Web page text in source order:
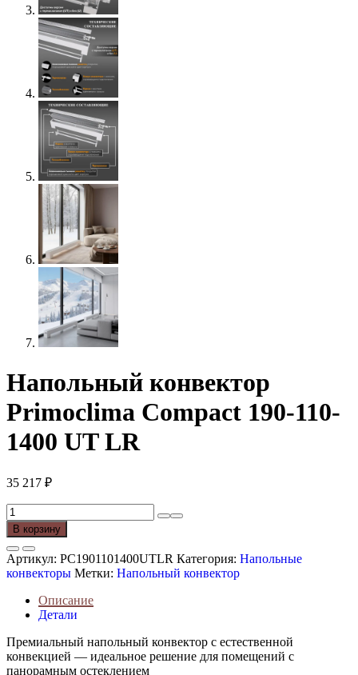
Напольный конвектор
Primoclima Compact 190-110-
1400 UT LR
35 217 ₽
Количество
товара
Напольный
конвектор
Primoclima
Compact
190-
110-
UT
LR
В корзину
Артикул: PC1901101400UTLR Категория: Напольные
конвекторы Метки: Напольный конвектор
Описание
Детали
Премиальный напольный конвектор с естественной
конвекцией — идеальное решение для помещений с
панорамным остеклением